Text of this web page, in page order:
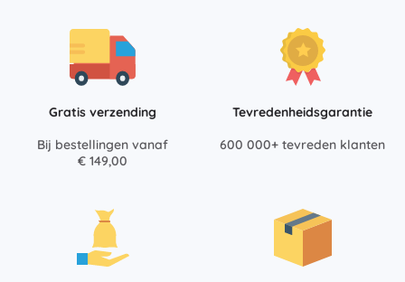
Gratis verzending
Bij bestellingen vanaf
€ 149,00
Tevredenheidsgarantie
600 000+ tevreden klanten